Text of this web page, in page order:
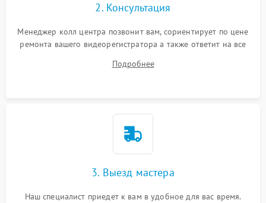
2. Консультация
Менеджер колл центра позвонит вам, сориентирует по цене
ремонта вашего видеорегистратора а также ответит на все
Подробнее
3. Выезд мастера
Наш специалист приедет к вам в удобное для вас время.